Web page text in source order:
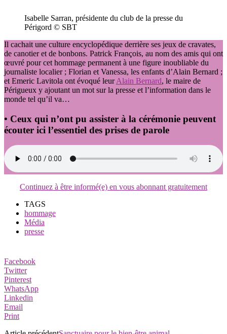
Isabelle Sarran, présidente du club de la presse du
Périgord © SBT
Il cachait une culture encyclopédique derrière ses jeux de cravates,
de canotier et de bonbons. Patrick François, au nom des amis qui ont
œuvré pour cet hommage permanent à une figure inoubliable du
journaliste localier ; Florian et Vanessa, les enfants d’Alain Bernard ;
et Emeric Lavitola ont évoqué leurAlain Bernard, le maire de
Périgueux y ajoutant un mot sur la presse et l’information dans le
monde tel qu’il va…
• Ceux qui n’ont pu assister à la cérémonie peuvent
écouter ici l’essentiel des prises de parole
Continuez à être informé(e) en vous abonnant gratuitement
TAGS
hommage
Média
presse
Facebook
Twitter
Pinterest
WhatsApp
Linkedin
Email
Print